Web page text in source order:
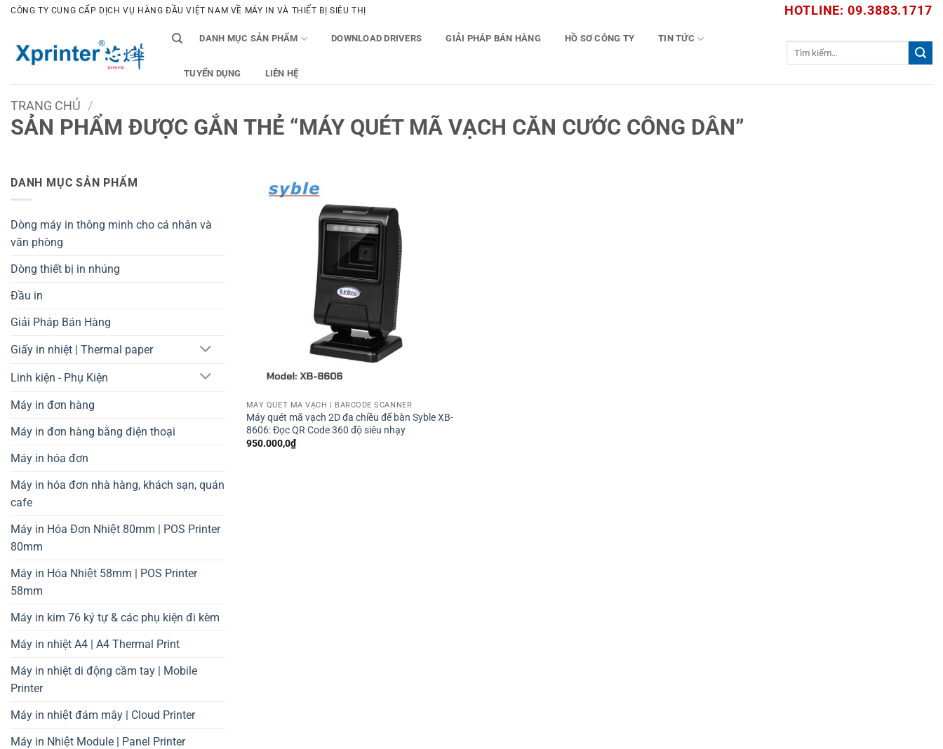
Bỏ
dung
CÔNG TY CUNG CẤP DỊCH VỤ HÀNG ĐẦU VIỆT NAM VỀ MÁY IN VÀ THIẾT BỊ SIÊU THỊ HOTLINE: 09.3883.1717
DANH MỤC SẢN PHẨM DOWNLOAD DRIVERS GIẢI PHÁP BÁN HÀNG HỒ SƠ CÔNG TY TIN TỨC
TUYỂN DỤNG LIÊN HỆ
TRANG CHỦ /
SẢN PHẨM ĐƯỢC GẮN THẺ “MÁY QUÉT MÃ VẠCH CĂN CƯỚC CÔNG DÂN”
DANH MỤC SẢN PHẨM
Dòng máy in thông minh cho cá nhân và
văn phòng
Dòng thiết bị in nhúng
Đầu in
Giải Pháp Bán Hàng
Giấy in nhiệt | Thermal paper
Linh kiện - Phụ Kiện
Máy in đơn hàng
Máy in đơn hàng bằng điện thoại
Máy in hóa đơn
Máy in hóa đơn nhà hàng, khách sạn, quán
cafe
Máy in Hóa Đơn Nhiệt 80mm | POS Printer
80mm
Máy in Hóa Nhiệt 58mm | POS Printer
58mm
Máy in kim 76 ký tự & các phụ kiện đi kèm
Máy in nhiệt A4 | A4 Thermal Print
Máy in nhiệt di động cầm tay | Mobile
Printer
Máy in nhiệt đám mây | Cloud Printer
Máy in Nhiệt Module | Panel Printer
MÁY QUÉT MÃ VẠCH | BARCODE SCANNER
Máy quét mã vạch 2D đa chiều để bàn Syble XB-
8606: Đọc QR Code 360 độ siêu nhạy
950.000,0₫